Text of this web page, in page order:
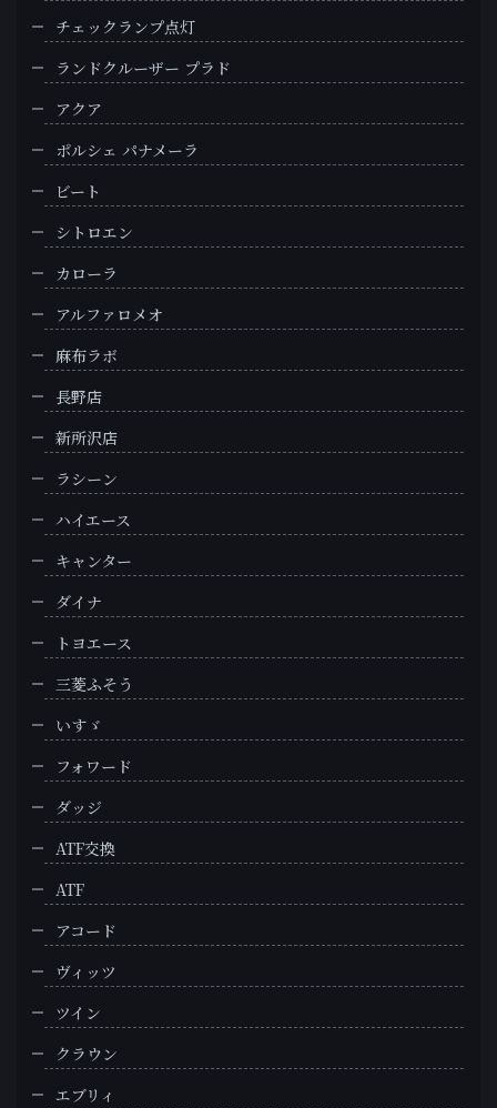
チェックランプ点灯
ランドクルーザー プラド
アクア
ポルシェ パナメーラ
ビート
シトロエン
カローラ
アルファロメオ
麻布ラボ
長野店
新所沢店
ラシーン
ハイエース
キャンター
ダイナ
トヨエース
三菱ふそう
いすゞ
フォワード
ダッジ
ATF交換
ATF
アコード
ヴィッツ
ツイン
クラウン
エブリィ